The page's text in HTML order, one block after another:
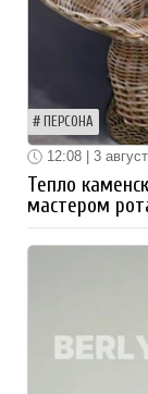
ПЕРСОНА
12:08 | 3
Тепло
мастером